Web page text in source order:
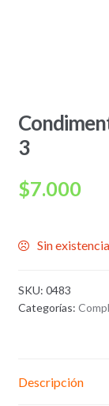
3
$7.000
Sin
SKU: 0483
Categorías:
Descripción